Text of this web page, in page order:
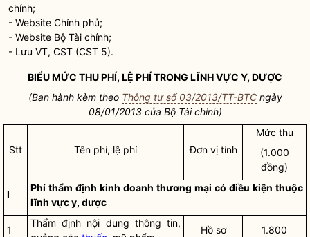
chính;
- Website Chính phủ;
- Website Bộ Tài chính;
- Lưu VT, CST (CST 5).
BIỂU MỨC THU PHÍ, LỆ PHÍ TRONG LĨNH VỰC Y, DƯỢC
(Ban hành kèm theo Thông tư số 03/2013/TT-BTCngày
08/01/2013 của Bộ Tài chính)
Stt Tên phí, lệ phí Đơn vị tính
Mức thu
(1.000
đồng)
I
Phí thẩm định kinh doanh thương mại có điều kiện thuộc
lĩnh vực y, dược
1
Thẩm định nội dung thông tin,
Hồ sơ 1.800